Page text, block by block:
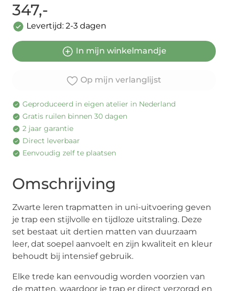
347,-
Levertijd: 2-3 dagen
In mijn winkelmandje
Op mijn verlanglijst
Geproduceerd in eigen atelier in Nederland
Gratis ruilen binnen 30 dagen
2 jaar garantie
Direct leverbaar
Eenvoudig zelf te plaatsen
Omschrijving
Zwarte leren trapmatten in uni-uitvoering geven
je trap een stijlvolle en tijdloze uitstraling. Deze
set bestaat uit dertien matten van duurzaam
leer, dat soepel aanvoelt en zijn kwaliteit en kleur
behoudt bij intensief gebruik.
Elke trede kan eenvoudig worden voorzien van
de matten, waardoor je trap er direct verzorgd en